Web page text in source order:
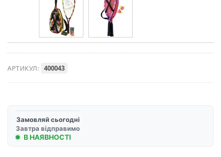
АРТИКУЛ: 400043
Замовляй сьогодні
Завтра відправимо
В НАЯВНОСТІ